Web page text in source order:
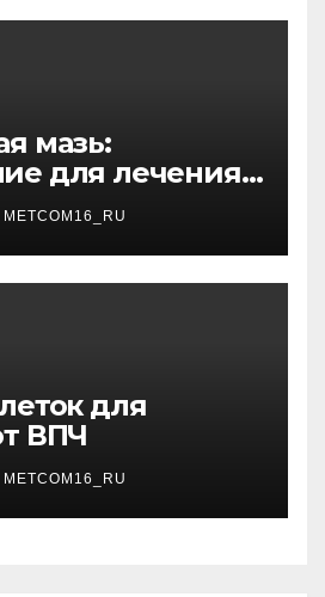
мазь:
для лечения
METCOM16_RU
для
ВПЧ
METCOM16_RU